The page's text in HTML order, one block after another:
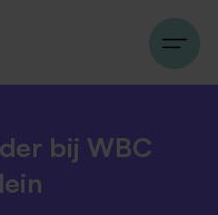
bij WBC